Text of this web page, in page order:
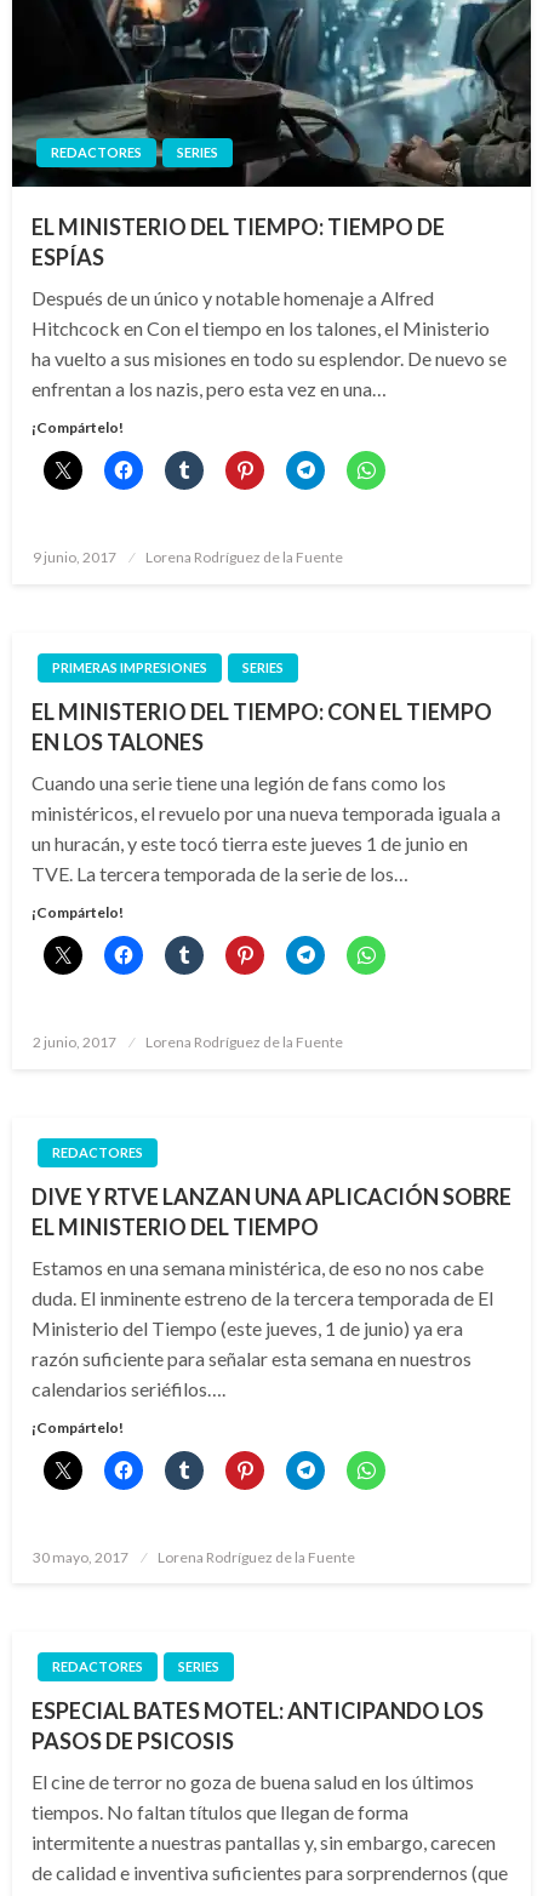
REDACTORES SERIES
EL MINISTERIO DEL TIEMPO: TIEMPO DE
ESPÍAS
Después de un único y notable homenaje a Alfred
Hitchcock en Con el tiempo en los talones, el Ministerio
ha vuelto a sus misiones en todo su esplendor. De nuevo se
enfrentan a los nazis, pero esta vez en una…
¡Compártelo!
Publicado
9 junio, 2017 Lorena Rodríguez de la Fuente
PRIMERAS IMPRESIONES SERIES
EL MINISTERIO DEL TIEMPO: CON EL TIEMPO
EN LOS TALONES
Cuando una serie tiene una legión de fans como los
ministéricos, el revuelo por una nueva temporada iguala a
un huracán, y este tocó tierra este jueves 1 de junio en
TVE. La tercera temporada de la serie de los…
¡Compártelo!
Publicado
2 junio, 2017 Lorena Rodríguez de la Fuente
REDACTORES
DIVE Y RTVE LANZAN UNA APLICACIÓN SOBRE
EL MINISTERIO DEL TIEMPO
Estamos en una semana ministérica, de eso no nos cabe
duda. El inminente estreno de la tercera temporada de El
Ministerio del Tiempo (este jueves, 1 de junio) ya era
razón suficiente para señalar esta semana en nuestros
calendarios seriéfilos….
¡Compártelo!
Publicado
30 mayo, 2017 Lorena Rodríguez de la Fuente
REDACTORES SERIES
ESPECIAL BATES MOTEL: ANTICIPANDO LOS
PASOS DE PSICOSIS
El cine de terror no goza de buena salud en los últimos
tiempos. No faltan títulos que llegan de forma
intermitente a nuestras pantallas y, sin embargo, carecen
de calidad e inventiva suficientes para sorprendernos (que